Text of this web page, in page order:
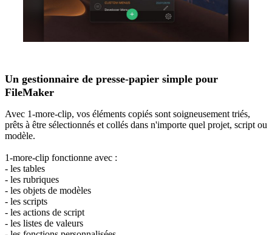
Un gestionnaire de presse-papier simple pour
FileMaker
Avec 1-more-clip, vos éléments copiés sont soigneusement triés,
prêts à être sélectionnés et collés dans n'importe quel projet, script ou
modèle.
1-more-clip fonctionne avec :
- les tables
- les rubriques
- les objets de modèles
- les scripts
- les actions de script
- les listes de valeurs